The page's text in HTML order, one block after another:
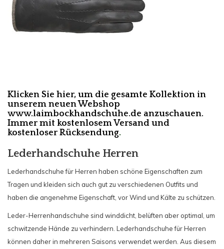
Klicken Sie hier, um die gesamte Kollektion in
unserem neuen Webshop
www.laimbockhandschuhe.de anzuschauen.
Immer mit kostenlosem Versand und
kostenloser Rücksendung.
Lederhandschuhe Herren
Lederhandschuhe für Herren haben schöne Eigenschaften zum
Tragen und kleiden sich auch gut zu verschiedenen Outfits und
haben die angenehme Eigenschaft, vor Wind und Kälte zu schützen.
Leder-Herrenhandschuhe sind winddicht, belüften aber optimal, um
schwitzende Hände zu verhindern. Lederhandschuhe für Herren
können daher in mehreren Saisons verwendet werden. Aus diesem